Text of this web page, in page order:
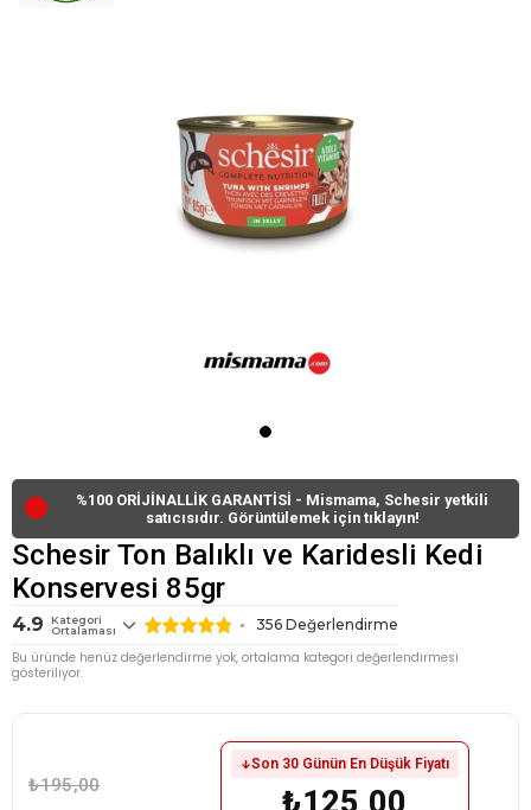
🔴
%100 ORİJİNALLİK GARANTİSİ - Mismama, Schesir yetkili
satıcısıdır. Görüntülemek için tıklayın!
Schesir Ton Balıklı ve Karidesli Kedi
Konservesi 85gr
4.9
Kategori
Ortalaması
356 Değerlendirme
Bu üründe henüz değerlendirme yok, ortalama kategori değerlendirmesi
gösteriliyor.
₺195,00
Son 30 Günün En Düşük Fiyatı